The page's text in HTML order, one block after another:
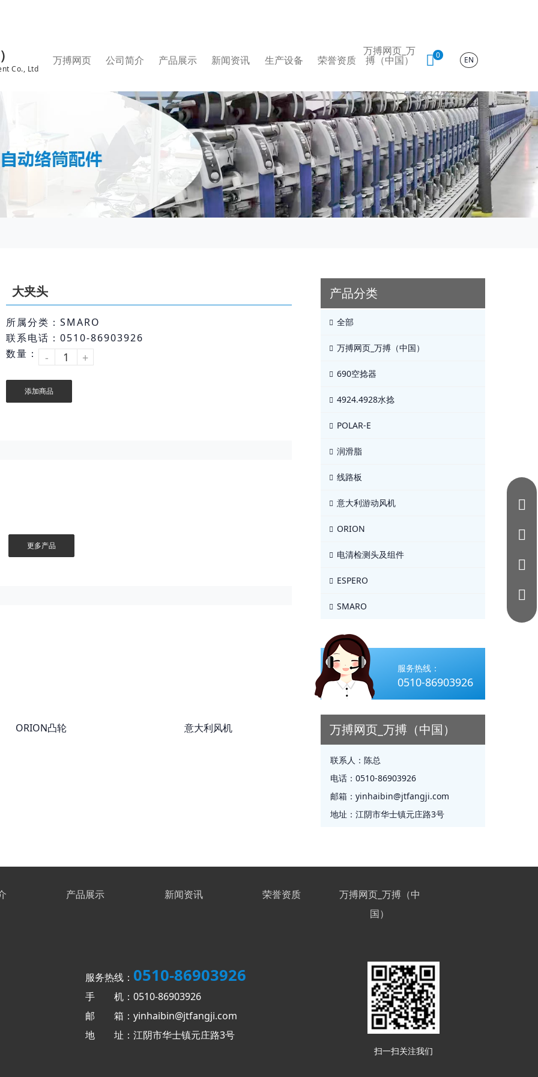
Co., Ltd
万搏网页 公司简介 产品展示 新闻资讯 生产设备 荣誉资质
万搏网页_万
搏（中国） 0 EN
大夹头
所属分类：SMARO
联系电话：0510-86903926
数量：
- +
添加商品
更多产品
ORION凸轮 意大利风机
产品分类
全部
万搏网页_万搏（中国）
690空捻器
4924.4928水捻
POLAR-E
润滑脂
线路板
意大利游动风机
ORION
电清检测头及组件
ESPERO
SMARO
服务热线：
0510-86903926
万搏网页_万搏（中国）
联系人： 陈总
电话： 0510-86903926
邮箱： yinhaibin@jtfangji.com
地址： 江阴市华士镇元庄路3号
产品展示 新闻资讯 荣誉资质
万搏网页_万搏（中
国）
服务热线： 0510-86903926
手 机：0510-86903926
邮 箱：yinhaibin@jtfangji.com
地 址：江阴市华士镇元庄路3号
扫一扫关注我们